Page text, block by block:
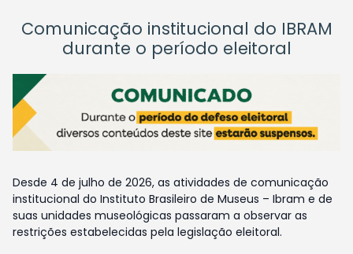
Comunicação institucional do IBRAM
durante o período eleitoral
Desde 4 de julho de 2026, as atividades de comunicação
institucional do Instituto Brasileiro de Museus – Ibram e de
suas unidades museológicas passaram a observar as
restrições estabelecidas pela legislação eleitoral.